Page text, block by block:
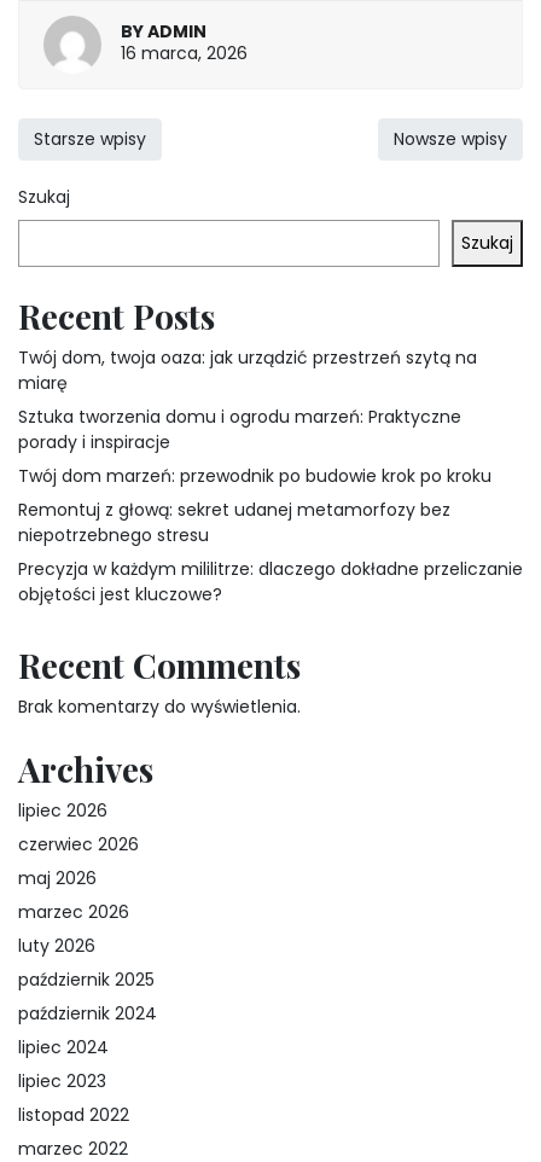
BYADMIN
16 marca, 2026
Nawigacja
wpisach
Starsze wpisy Nowsze wpisy
Szukaj
Szukaj
Recent Posts
Twój dom, twoja oaza: jak urządzić przestrzeń szytą na
miarę
Sztuka tworzenia domu i ogrodu marzeń: Praktyczne
porady i inspiracje
Twój dom marzeń: przewodnik po budowie krok po kroku
Remontuj z głową: sekret udanej metamorfozy bez
niepotrzebnego stresu
Precyzja w każdym mililitrze: dlaczego dokładne przeliczanie
objętości jest kluczowe?
Recent Comments
Brak komentarzy do wyświetlenia.
Archives
lipiec 2026
czerwiec 2026
maj 2026
marzec 2026
luty 2026
październik 2025
październik 2024
lipiec 2024
lipiec 2023
listopad 2022
marzec 2022